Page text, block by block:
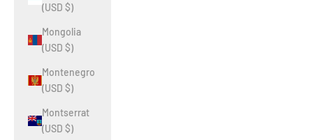
(USD $)
Mongolia
(USD $)
Montenegro
(USD $)
Montserrat
(USD $)